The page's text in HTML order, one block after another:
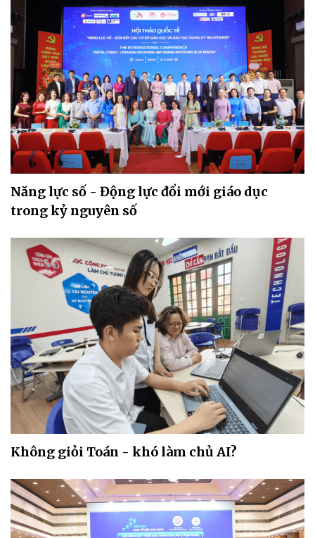
Năng lực số - Động lực đổi mới giáo dục
trong kỷ nguyên số
Không giỏi Toán - khó làm chủ AI?